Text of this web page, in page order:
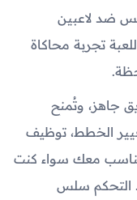
ضد لاعبين
تجربة محاكاة
جاهز، وتُمنح
الخطط، توظيف
معك سواء كنت
التحكم سلس